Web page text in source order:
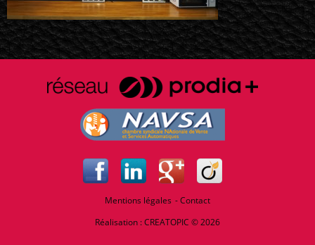
Mentions légales
Contact
Réalisation :CREATOPIC © 2026